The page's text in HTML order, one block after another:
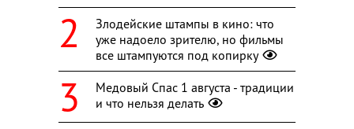
Злодейские штампы в кино: что
уже надоело зрителю, но фильмы
все штампуются под копирку
Медовый Спас 1 августа - традиции
и что нельзя делать